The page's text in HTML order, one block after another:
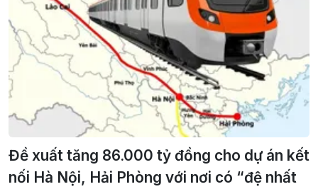
Đề xuất tăng 86.000 tỷ đồng cho dự án kết
nối Hà Nội, Hải Phòng với nơi có “đệ nhất